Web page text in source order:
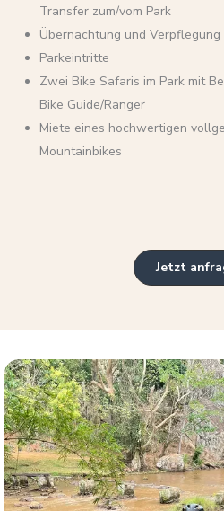
Transfer zum/vom Park
Übernachtung und
Parkeintritte
Zwei Bike Safaris im Park mit
Bike Guide/Ranger
Miete eines hochwertigen
Mountainbikes
Jetzt